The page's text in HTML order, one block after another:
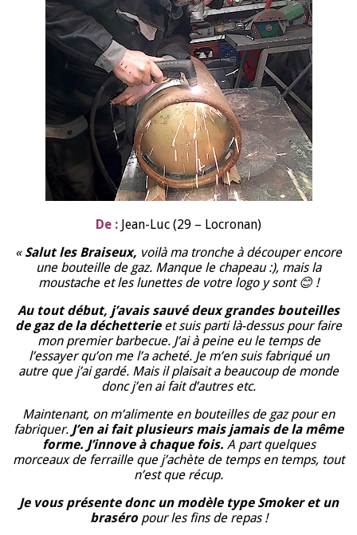
De : Jean-Luc (29 – Locronan)
« Salut les Braiseux, voilà ma tronche à découper encore
une bouteille de gaz. Manque le chapeau :), mais la
moustache et les lunettes de votre logo y sont 😊 !
Au tout début, j’avais sauvé deux grandes bouteilles
de gaz de la déchetterieet suis parti là-dessus pour faire
mon premier barbecue. J’ai à peine eu le temps de
l’essayer qu’on me l’a acheté. Je m’en suis fabriqué un
autre que j’ai gardé. Mais il plaisait a beaucoup de monde
donc j’en ai fait d’autres etc.
Maintenant, on m’alimente en bouteilles de gaz pour en
fabriquer. J’en ai fait plusieurs mais jamais de la même
forme. J’innove à chaque fois. A part quelques
morceaux de ferraille que j’achète de temps en temps, tout
n’est que récup.
Je vous présente donc un modèle type Smoker et un
braséropour les fins de repas !